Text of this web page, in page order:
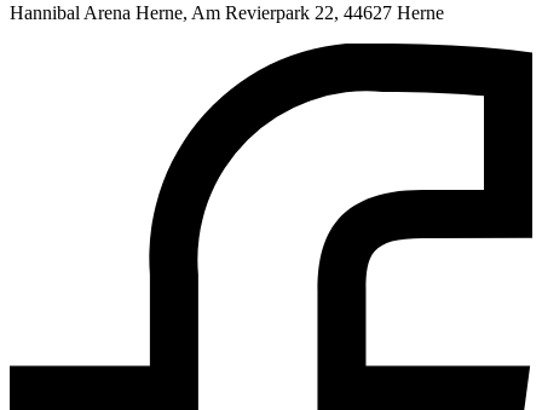
Hannibal Arena Herne, Am Revierpark 22, 44627 Herne